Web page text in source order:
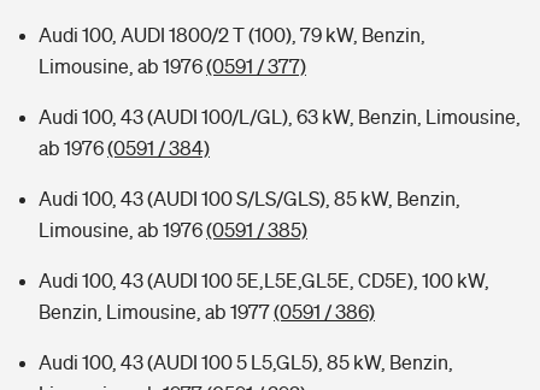
Audi 100, AUDI 1800/2 T (100), 79 kW, Benzin,
Limousine, ab 1976(0591 / 377)
Audi 100, 43 (AUDI 100/L/GL), 63 kW, Benzin, Limousine,
ab 1976(0591 / 384)
Audi 100, 43 (AUDI 100 S/LS/GLS), 85 kW, Benzin,
Limousine, ab 1976(0591 / 385)
Audi 100, 43 (AUDI 100 5E,L5E,GL5E, CD5E), 100 kW,
Benzin, Limousine, ab 1977(0591 / 386)
Audi 100, 43 (AUDI 100 5 L5,GL5), 85 kW, Benzin,